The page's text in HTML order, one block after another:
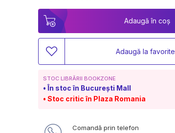
Adaugă în coș
Adaugă la favorite
STOC LIBRĂRII BOOKZONE
În stoc în București Mall
Stoc critic în Plaza Romania
Comandă prin telefon